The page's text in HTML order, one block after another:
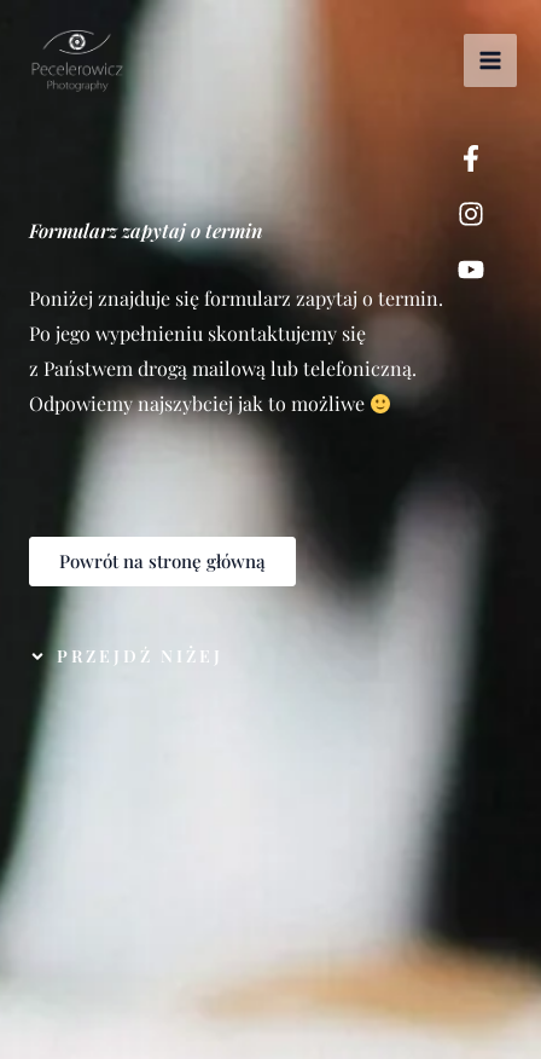
treści
Formularz zapytaj o termin
Poniżej znajduje się formularz zapytaj o termin.
Po jego wypełnieniu skontaktujemy się
z Państwem drogą mailową lub telefoniczną.
Odpowiemy najszybciej jak to możliwe
Powrót na stronę główną
PRZEJDŹ NIŻEJ